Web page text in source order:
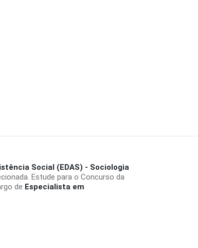
Social (EDAS) - Sociologia
Estude para o Concurso da
de Especialista em